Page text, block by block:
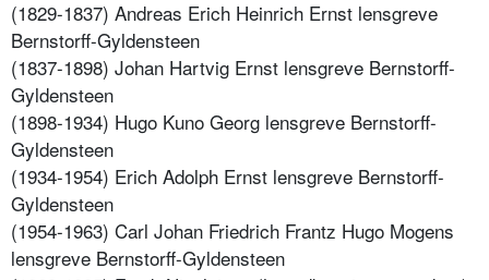
(1829-1837) Andreas Erich Heinrich Ernst lensgreve
Bernstorff-Gyldensteen
(1837-1898) Johan Hartvig Ernst lensgreve Bernstorff-
Gyldensteen
(1898-1934) Hugo Kuno Georg lensgreve Bernstorff-
Gyldensteen
(1934-1954) Erich Adolph Ernst lensgreve Bernstorff-
Gyldensteen
(1954-1963) Carl Johan Friedrich Frantz Hugo Mogens
lensgreve Bernstorff-Gyldensteen